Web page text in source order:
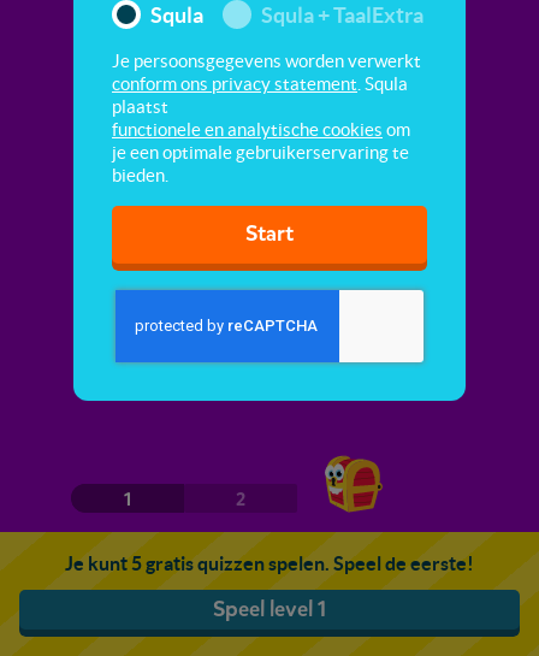
1 2
Je kunt 5 gratis quizzen spelen. Speel de eerste!
Speel level 1
Squla
Squla + TaalExtra
Je persoonsgegevens worden verwerkt
conform ons privacy statement . Squla
plaatst
functionele en analytische cookies om
je een optimale gebruikerservaring te
bieden.
Start